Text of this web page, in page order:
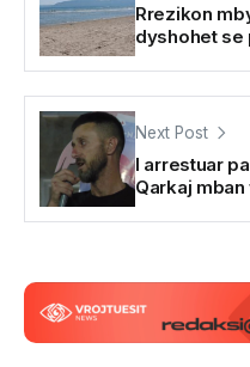
Rrezikon
dyshohet se
Next Post
I arrestuar
Qarkaj